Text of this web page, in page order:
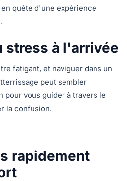
quête d'une expérience
stress à l'arrivée
fatigant, et naviguer dans un
peut sembler
pour vous guider à travers le
la confusion.
rapidement